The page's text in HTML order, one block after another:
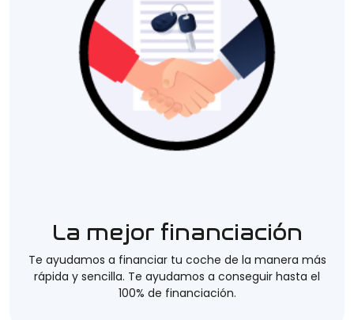
La mejor financiación
Te ayudamos a financiar tu coche de la manera más
rápida y sencilla. Te ayudamos a conseguir hasta el
100% de financiación.